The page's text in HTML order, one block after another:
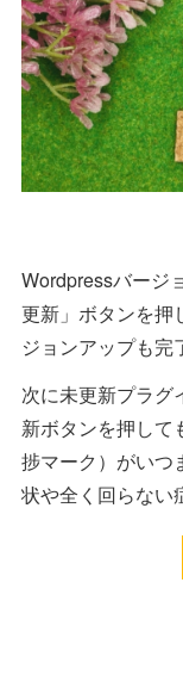
Wordpressバージ
更新」ボタンを押
ジョンアップも完
次に未更新プラグ
新ボタンを押して
捗マーク）がいつ
状や全く回らない